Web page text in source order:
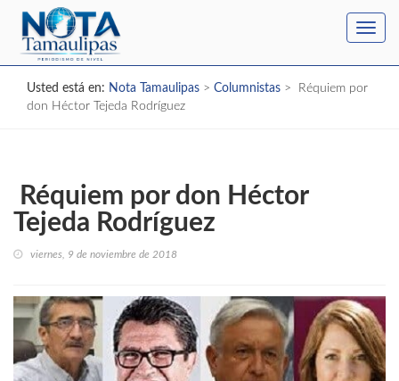
Usted está en: Nota Tamaulipas > Columnistas >
Réquiem por
don Héctor Tejeda Rodríguez
Réquiem por don Héctor
Tejeda Rodríguez
viernes, 9 de noviembre de 2018